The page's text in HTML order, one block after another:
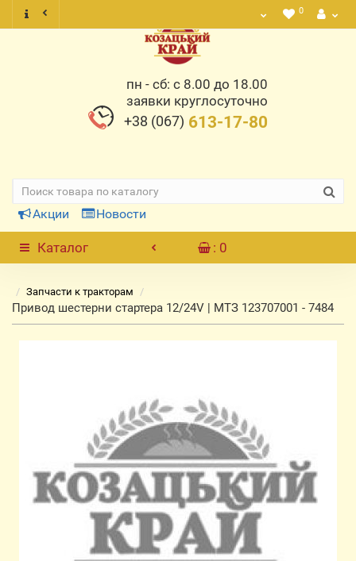
0
пн - сб: с 8.00 до 18.00
заявки круглосуточно
+38 (067) 613-17-80
Акции Новости
Каталог : 0
Запчасти к тракторам
Привод шестерни стартера 12/24V | МТЗ 123707001 - 7484